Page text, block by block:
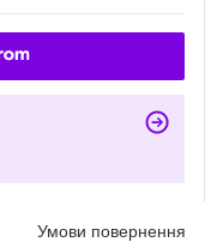
Умови повернення